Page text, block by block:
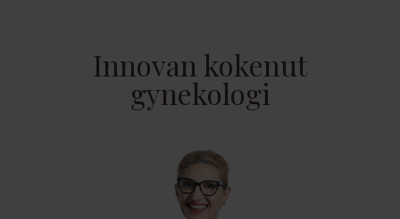
Innovan kokenut
gynekologi